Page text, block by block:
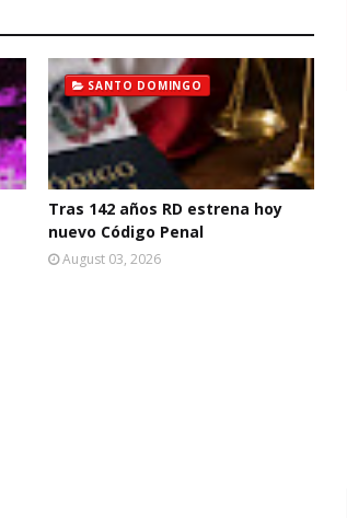
SANTO DOMINGO
Tras 142 años RD estrena hoy
nuevo Código Penal
August 03, 2026